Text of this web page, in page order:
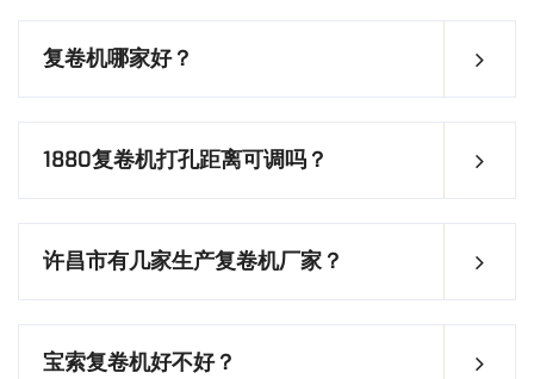
复卷机哪家好？
1880复卷机打孔距离可调吗？
许昌市有几家生产复卷机厂家？
宝索复卷机好不好？